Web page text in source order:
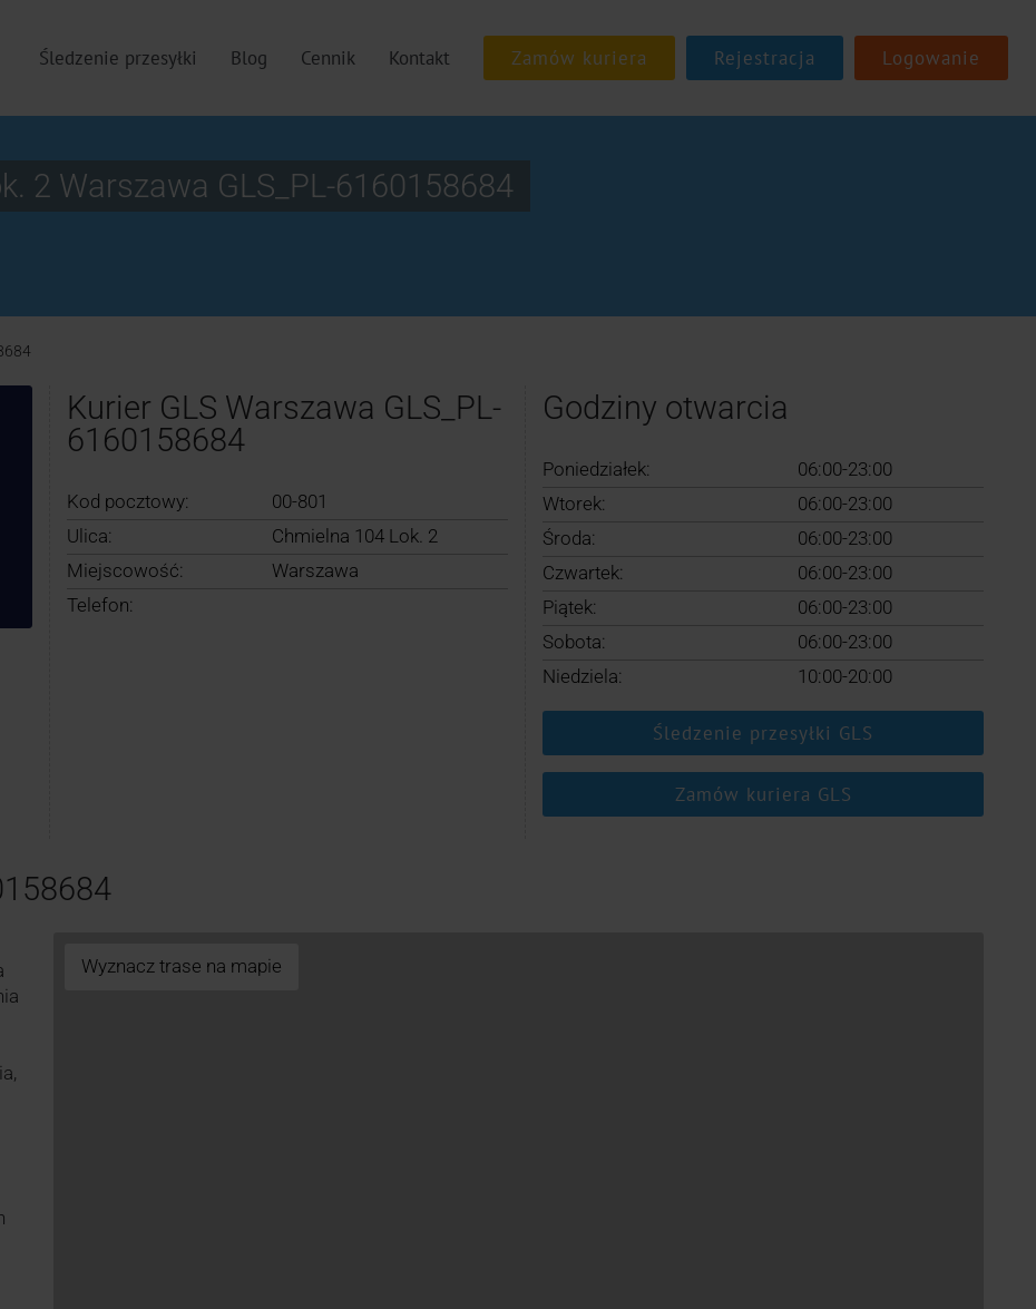
Śledzenie przesyłki Blog Cennik Kontakt Rejestracja Logowanie
2 Warszawa GLS_PL-6160158684
Kurier GLS Warszawa GLS_PL-
6160158684
Kod pocztowy:
00-801
Ulica:
Chmielna 104 Lok. 2
Miejscowość:
Warszawa
Telefon:
Godziny otwarcia
Poniedziałek:
06:00-23:00
Wtorek:
06:00-23:00
Środa:
06:00-23:00
Czwartek:
06:00-23:00
Piątek:
06:00-23:00
Sobota:
06:00-23:00
Niedziela:
10:00-20:00
Śledzenie przesyłki GLS
Zamów kuriera GLS
Wyznacz trase na mapie